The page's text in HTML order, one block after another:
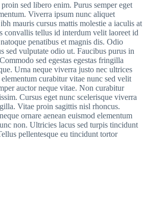
sed libero enim. Purus semper eget
Viverra ipsum nunc aliquet
mauris cursus mattis molestie a iaculis at
convallis tellus id interdum velit laoreet id
penatibus et magnis dis. Odio
sed vulputate odio ut. Faucibus purus in
sed egestas egestas fringilla
Urna neque viverra justo nec ultrices
curabitur vitae nunc sed velit
auctor neque vitae. Non curabitur
Cursus eget nunc scelerisque viverra
Vitae proin sagittis nisl rhoncus.
ornare aenean euismod elementum
non. Ultricies lacus sed turpis tincidunt
pellentesque eu tincidunt tortor